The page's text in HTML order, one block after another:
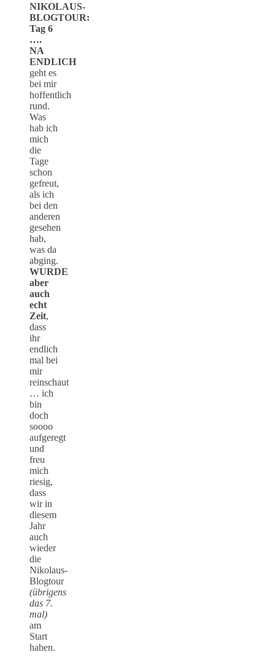
NIKOLAUS-
BLOGTOUR:
Tag 6
….
NA
ENDLICH
geht es
bei mir
hoffentlich
rund.
Was
hab ich
mich
die
Tage
schon
gefreut,
als ich
bei den
anderen
gesehen
hab,
was da
abging.
WURDE
aber
auch
echt
Zeit,
dass
ihr
endlich
mal bei
mir
reinschaut
… ich
bin
doch
soooo
aufgeregt
und
freu
mich
riesig,
dass
wir in
diesem
Jahr
auch
wieder
die
Nikolaus-
Blogtour
(übrigens
das 7.
mal)
am
Start
haben.